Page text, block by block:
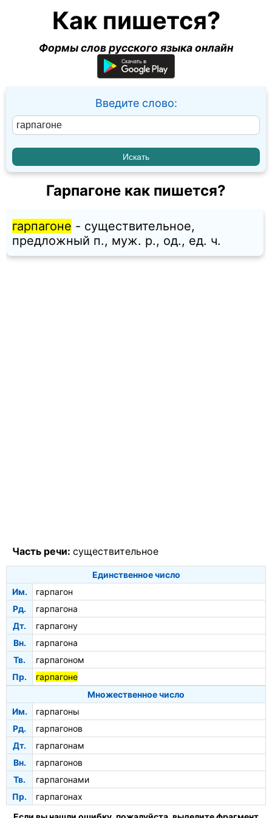
Как пишется?
Формы слов русского языка онлайн
Введите слово:
Гарпагоне как пишется?
гарпагоне - существительное,
предложный п., муж. p., од., ед. ч.
Часть речи: существительное
Единственное число
Им.
гарпагон
Рд.
гарпагона
Дт.
гарпагону
Вн.
гарпагона
Тв.
гарпагоном
Пр.
гарпагоне
Множественное число
Им.
гарпагоны
Рд.
гарпагонов
Дт.
гарпагонам
Вн.
гарпагонов
Тв.
гарпагонами
Пр.
гарпагонах